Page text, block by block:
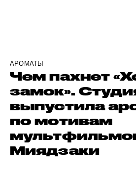
АРОМАТЫ
Чем пахнет
замок».
выпустила
по мотивам
Миядзаки